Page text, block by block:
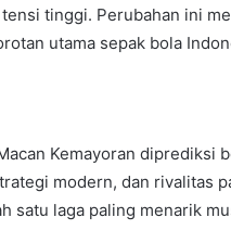
tinggi. Perubahan ini
utama sepak bola
Kemayoran diprediksi
modern, dan rivalitas
satu laga paling menarik